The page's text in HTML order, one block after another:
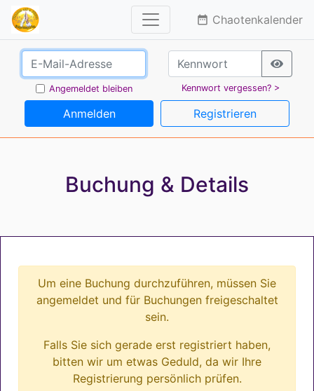
date_range Chaotenkalender
Angemeldet bleiben Kennwort vergessen? >
Anmelden Registrieren
Buchung & Details
Um eine Buchung durchzuführen, müssen Sie
angemeldet und für Buchungen freigeschaltet
sein.
Falls Sie sich gerade erst registriert haben,
bitten wir um etwas Geduld, da wir Ihre
Registrierung persönlich prüfen.